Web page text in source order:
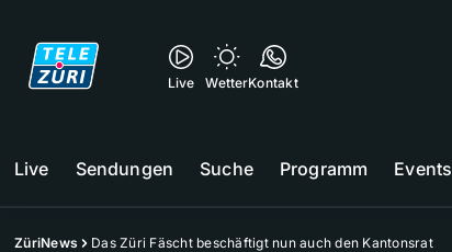
Live WetterKontakt
Live Sendungen Suche Programm Events
ZüriNews Das Züri Fäscht beschäftigt nun auch den Kantonsrat